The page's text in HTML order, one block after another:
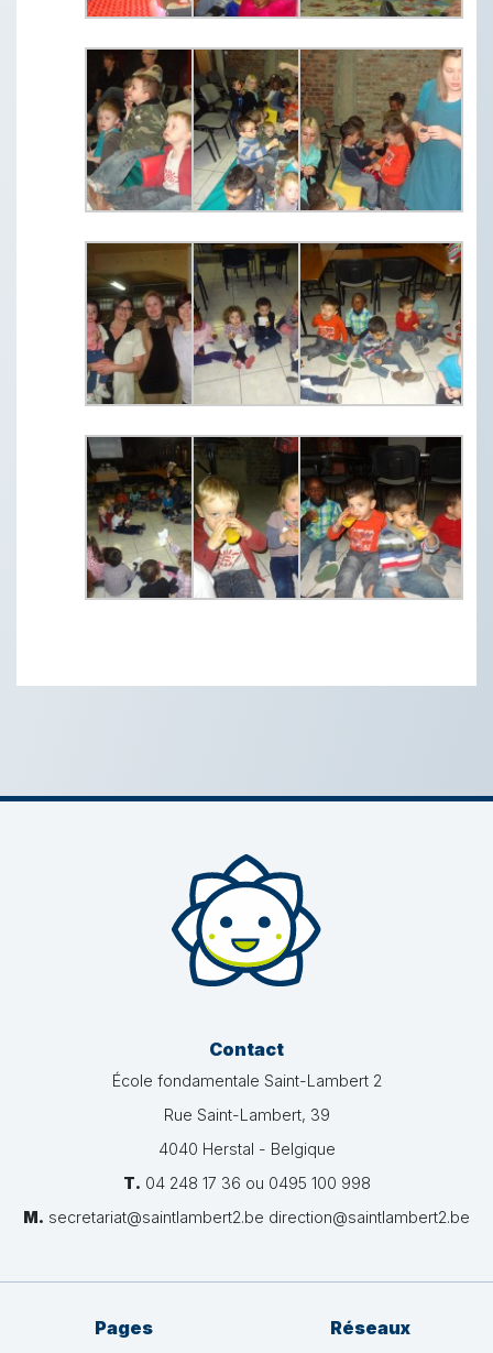
Contact
École fondamentale Saint-Lambert 2
Rue Saint-Lambert, 39
4040 Herstal - Belgique
T. 04 248 17 36 ou 0495 100 998
M. secretariat@saintlambert2.be direction@saintlambert2.be
Pages Réseaux